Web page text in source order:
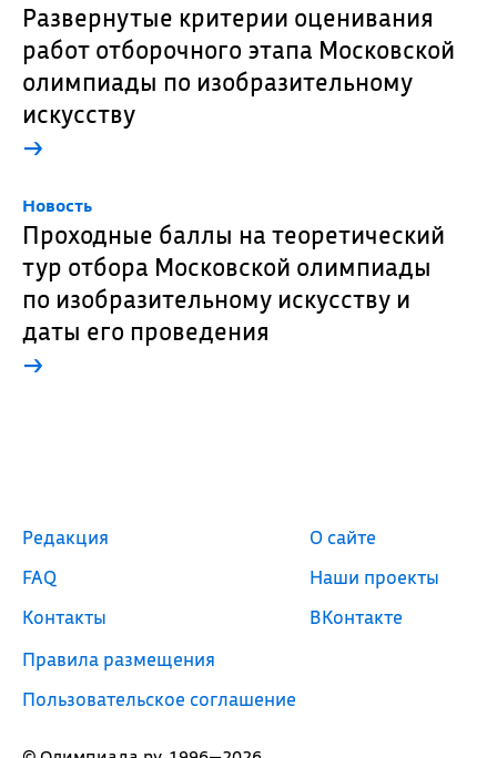
Развернутые критерии оценивания
работ отборочного этапа Московской
олимпиады по изобразительному
искусству
→
Новость
Проходные баллы на теоретический
тур отбора Московской олимпиады
по изобразительному искусству и
даты его проведения
→
Редакция
FAQ
Контакты
Правила размещения
Пользовательское соглашение
О сайте
Наши проекты
ВКонтакте